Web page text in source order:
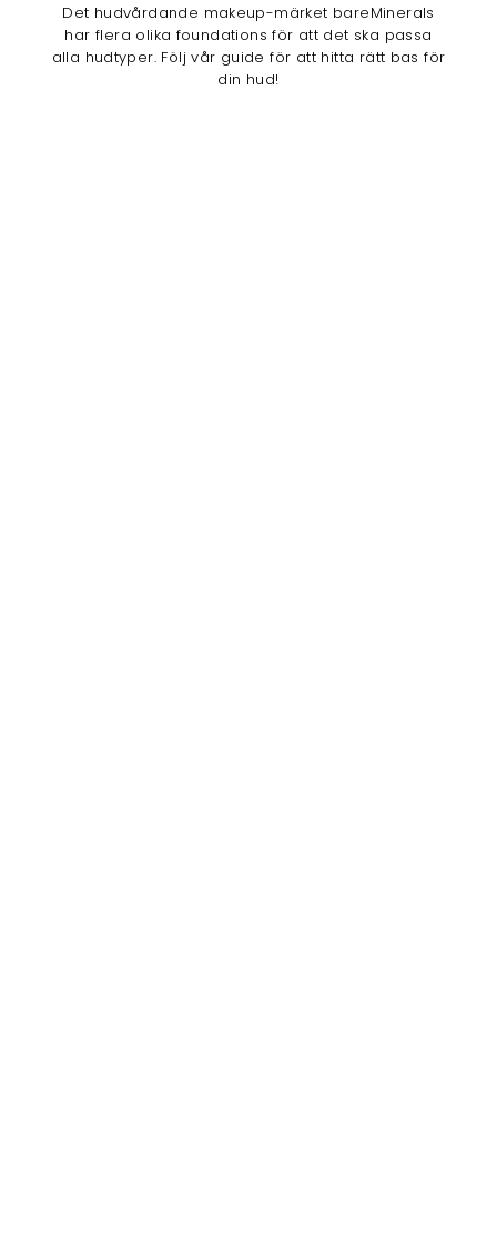
Det hudvårdande makeup-märket bareMinerals
har flera olika foundations för att det ska passa
alla hudtyper. Följ vår guide för att hitta rätt bas för
din hud!